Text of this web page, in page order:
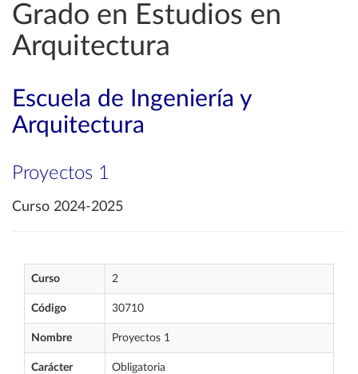
Grado en Estudios en
Arquitectura
Escuela de Ingeniería y
Arquitectura
Proyectos 1
Curso 2024-2025
Curso 2
Código 30710
Nombre Proyectos 1
Carácter Obligatoria